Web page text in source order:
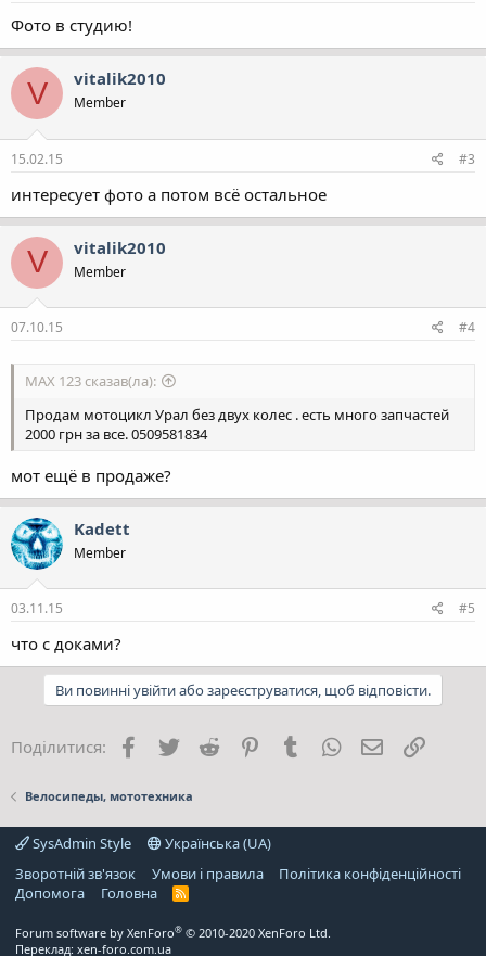
Фото в студию!
V vitalik2010
Member
15.02.15 #3
интересует фото а потом всё остальное
V vitalik2010
Member
07.10.15 #4
MAX 123 сказав(ла):
Продам мотоцикл Урал без двух колес . есть много запчастей
2000 грн за все. 0509581834
мот ещё в продаже?
Kadett
Member
03.11.15 #5
что с доками?
Ви повинні увійти або зареєструватися, щоб відповісти.
Поділитися: Facebook
Twitter Reddit PinterestTumblrWhatsApp
E-mail
Велосипеды, мототехника
SysAdmin Style
Українська (UA)
Зворотній зв'язок
Умови і правила
Політика конфіденційності
Дoпoмoга
Головна
R
Forum software by XenForo® © 2010-2020 XenForo Ltd.
Переклад: xen-foro.com.ua